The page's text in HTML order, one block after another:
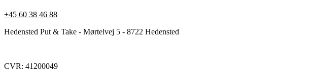
+45 60 38 46 88
Hedensted Put & Take - Mørtelvej 5 - 8722 Hedensted
CVR: 41200049